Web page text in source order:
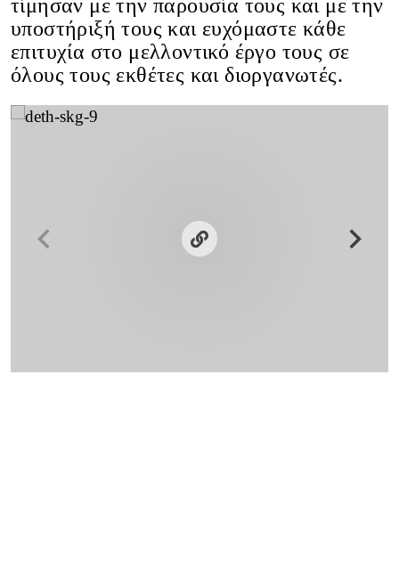
τίμησαν με την παρουσία τους και με την
υποστήριξή τους και ευχόμαστε κάθε
επιτυχία στο μελλοντικό έργο τους σε
όλους τους εκθέτες και διοργανωτές.